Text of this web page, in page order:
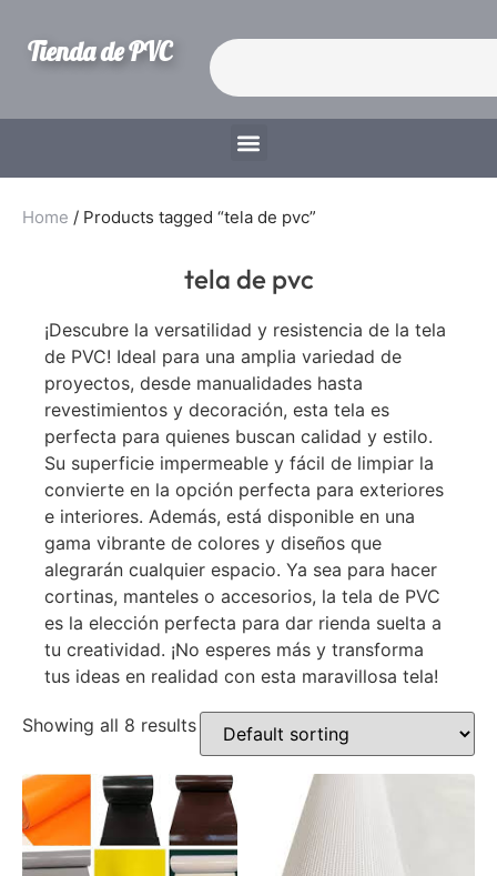
Tienda de PVC
Home / Products tagged “tela de pvc”
tela de pvc
¡Descubre la versatilidad y resistencia de la tela
de PVC! Ideal para una amplia variedad de
proyectos, desde manualidades hasta
revestimientos y decoración, esta tela es
perfecta para quienes buscan calidad y estilo.
Su superficie impermeable y fácil de limpiar la
convierte en la opción perfecta para exteriores
e interiores. Además, está disponible en una
gama vibrante de colores y diseños que
alegrarán cualquier espacio. Ya sea para hacer
cortinas, manteles o accesorios, la tela de PVC
es la elección perfecta para dar rienda suelta a
tu creatividad. ¡No esperes más y transforma
tus ideas en realidad con esta maravillosa tela!
Showing all 8 results